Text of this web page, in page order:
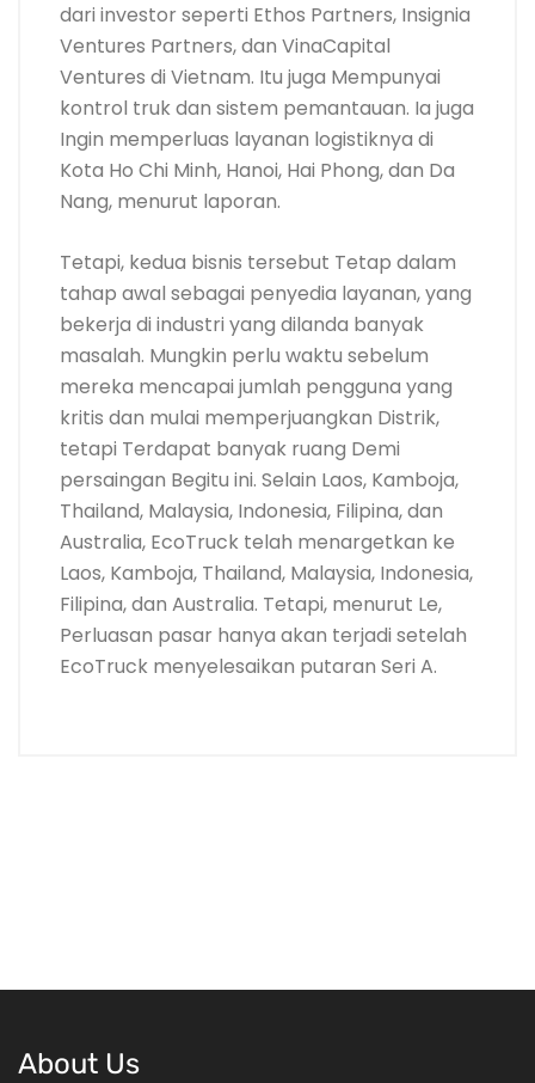
dari investor seperti Ethos Partners, Insignia
Ventures Partners, dan VinaCapital
Ventures di Vietnam. Itu juga Mempunyai
kontrol truk dan sistem pemantauan. Ia juga
Ingin memperluas layanan logistiknya di
Kota Ho Chi Minh, Hanoi, Hai Phong, dan Da
Nang, menurut laporan.
Tetapi, kedua bisnis tersebut Tetap dalam
tahap awal sebagai penyedia layanan, yang
bekerja di industri yang dilanda banyak
masalah. Mungkin perlu waktu sebelum
mereka mencapai jumlah pengguna yang
kritis dan mulai memperjuangkan Distrik,
tetapi Terdapat banyak ruang Demi
persaingan Begitu ini. Selain Laos, Kamboja,
Thailand, Malaysia, Indonesia, Filipina, dan
Australia, EcoTruck telah menargetkan ke
Laos, Kamboja, Thailand, Malaysia, Indonesia,
Filipina, dan Australia. Tetapi, menurut Le,
Perluasan pasar hanya akan terjadi setelah
EcoTruck menyelesaikan putaran Seri A.
About Us